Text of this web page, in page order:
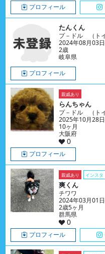
プロフィール
たんくん
プ－ドル （トイ
2024年08月03
2歳
岐阜県
プロフィール
親戚あり
らんちゃん
プ－ドル （トイ
2025年10月28
10ヶ月
大阪府
0
プロフィール
親戚あり インスタ
爽くん
チワワ
2024年03月01
2歳5ヶ月
群馬県
0
プロフィール